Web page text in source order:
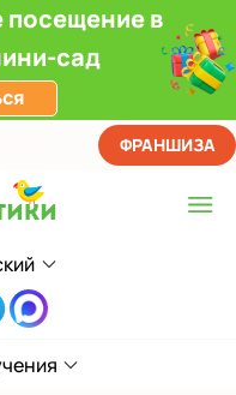
посещение в
сад
ФРАНШИЗА